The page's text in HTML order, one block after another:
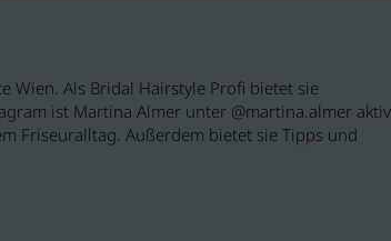
Wien. Als Bridal Hairstyle Profi bietet sie
ist Martina Almer unter @martina.almer
Friseuralltag. Außerdem bietet sie Tipps und